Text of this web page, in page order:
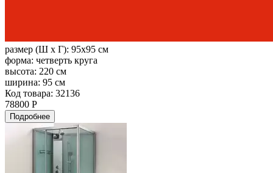
размер (Ш х Г): 95x95 см
форма: четверть круга
высота: 220 см
ширина: 95 см
Код товара: 32136
78800 Р
Подробнее